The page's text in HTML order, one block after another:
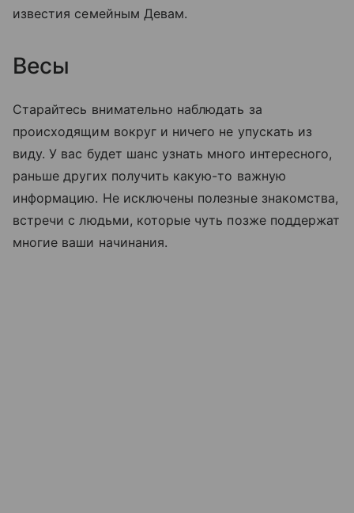
известия семейным Девам.
Весы
Старайтесь внимательно наблюдать за
происходящим вокруг и ничего не упускать из
виду. У вас будет шанс узнать много интересного,
раньше других получить какую-то важную
информацию. Не исключены полезные знакомства,
встречи с людьми, которые чуть позже поддержат
многие ваши начинания.